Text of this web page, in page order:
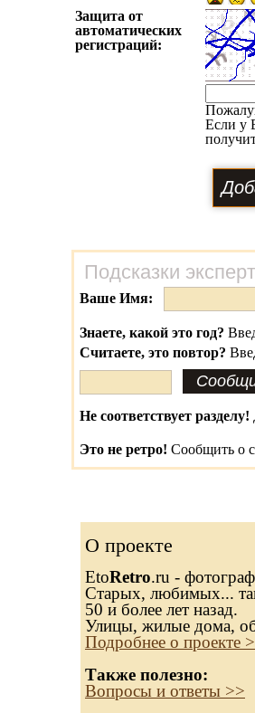
Защита от
автоматических
регистраций:
Если у
Подсказки
Ваше Имя:
Знаете, какой это год?
Считаете, это повтор?
Не соответствует разделу!
Это не ретро! Сообщить о
О проекте
EtoRetro.ru -
Старых, любимых...
50 и более лет назад.
Улицы, жилые дома,
Подробнее о проекте
Также полезно:
Вопросы и ответы >>